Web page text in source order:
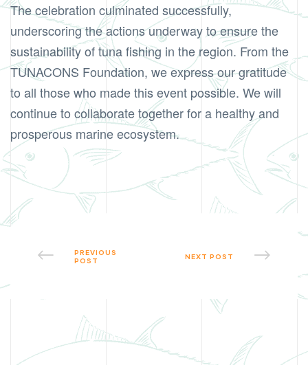
The celebration culminated successfully,
underscoring the actions underway to ensure the
sustainability of tuna fishing in the region. From the
TUNACONS Foundation, we express our gratitude
to all those who made this event possible. We will
continue to collaborate together for a healthy and
prosperous marine ecosystem.
PREVIOUS
POST
NEXT POST